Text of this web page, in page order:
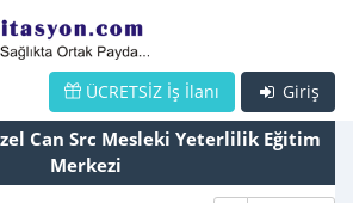
Giriş
ÜCRETSİZ İş İlanı
Can Src Mesleki Yeterlilik Eğitim
Merkezi